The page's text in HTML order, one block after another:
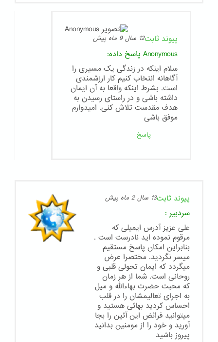
پیوند ثابت12 سال 9 ماه پیش
Anonymous پاسخ داده:
سلام اینکه در زندگی یک مسیری را
آگاهانه انتخاب کنیم کار ارزشمندی
است. بشرط اینکه واقعا به آن ایمان
داشته باشی و در راستای رسیدن به
هدف مقدست تلاش کنی. امیدوارم
موفق باشی
پاسخ
پیوند ثابت13 سال 2 ماه پیش
سردبیر :
علی عزیز آدرس ایمیلی که
مرقوم نموده اید نادرست است .
بنابراین امکان پاسخ مستقیم
میسر نگردید. مختصرا عرض
میگردد که ایمان تحولی قلبی و
روحانی است. شما از هر زمان
که محبت حضرت بهاءالله و میل
به اجرای تعالیمشان را در قلب
احساس کردید بهائی هستید و
میتوانید فرائض این آئین را بجا
آورید و خود را از مومنین بدانید
پیروز باشید